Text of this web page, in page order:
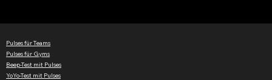
Pulses für Teams
Pulses für Gyms
Beep-Test mit Pulses
YoYo-Test mit Pulses